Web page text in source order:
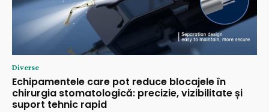
Diverse
Echipamentele care pot reduce blocajele în
chirurgia stomatologică: precizie, vizibilitate și
suport tehnic rapid